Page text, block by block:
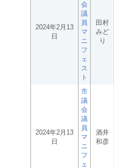
2024年2月13
日
会
議
員
マ
ニ
フ
ェ
ス
ト
田村
みど
り
2024年2月13
日
市
議
会
議
員
マ
ニ
フ
ェ
酒井
和彦